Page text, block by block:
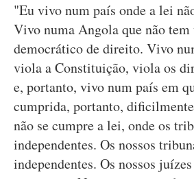
"Eu vivo num país onde a lei
Vivo numa Angola que não tem
democrático de direito. Vivo
viola a Constituição, viola os
e, portanto, vivo num país em
cumprida, portanto,
não se cumpre a lei, onde os
independentes. Os nossos
independentes. Os nossos